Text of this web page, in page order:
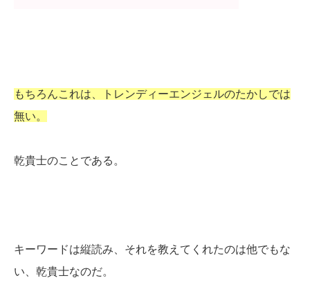
もちろんこれは、トレンディーエンジェルのたかしでは
無い。
乾貴士のことである。
キーワードは縦読み、それを教えてくれたのは他でもな
い、乾貴士なのだ。